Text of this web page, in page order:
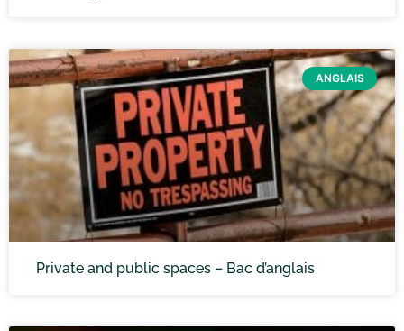
ANGLAIS
Private and public spaces – Bac d’anglais